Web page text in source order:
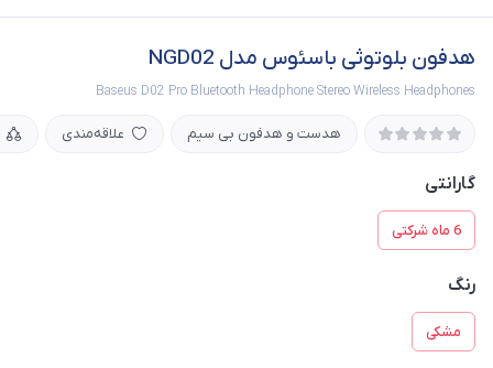
هدفون بلوتوثی باسئوس مدل NGD02
Baseus D02 Pro Bluetooth Headphone Stereo Wireless Headphones
هدست و هدفون بی سیم علاقه‌مندی
گارانتی
6 ماه شرکتی
رنگ
مشکی